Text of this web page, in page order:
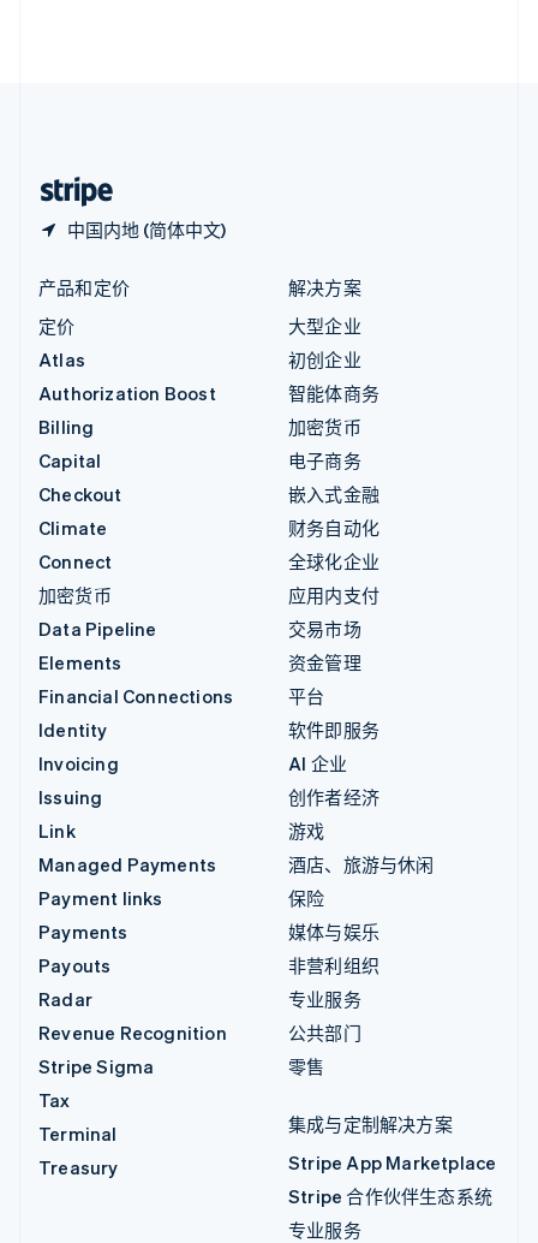
中国内地 (简体中文)
产品和定价
定价
Atlas
Authorization Boost
Billing
Capital
Checkout
Climate
Connect
加密货币
Data Pipeline
Elements
Financial Connections
Identity
Invoicing
Issuing
Link
Managed Payments
Payment links
Payments
Payouts
Radar
Revenue Recognition
Stripe Sigma
Tax
Terminal
Treasury
解决方案
大型企业
初创企业
智能体商务
加密货币
电子商务
嵌入式金融
财务自动化
全球化企业
应用内支付
交易市场
资金管理
平台
软件即服务
AI 企业
创作者经济
游戏
酒店、旅游与休闲
保险
媒体与娱乐
非营利组织
专业服务
公共部门
零售
集成与定制解决方案
Stripe App Marketplace
Stripe 合作伙伴生态系统
专业服务